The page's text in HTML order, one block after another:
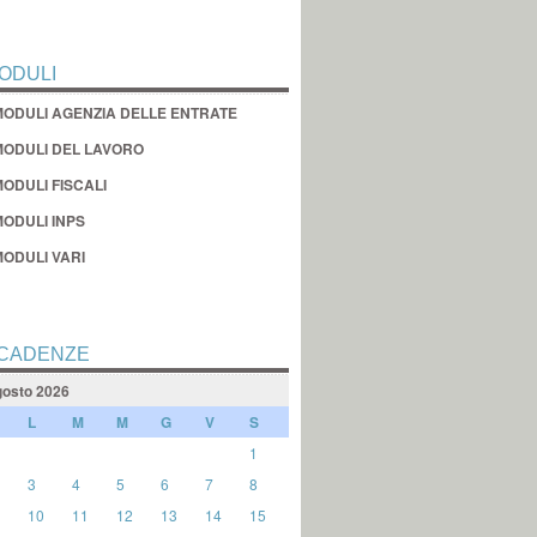
AGENZIA DELLE ENTRATE
DEL LAVORO
FISCALI
INPS
VARI
2026
L M M G V S
1
3 4 5 6 7
8
10 11 12 13 14
15